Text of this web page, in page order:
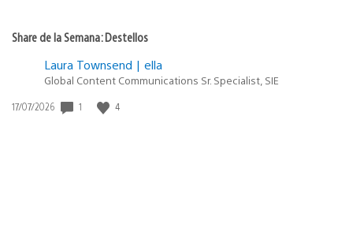
Share de la Semana: Destellos
Laura Townsend | ella
Global Content Communications Sr. Specialist, SIE
Fecha
17/07/2026 1 4